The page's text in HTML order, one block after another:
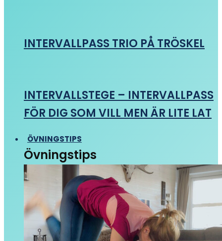
INTERVALLPASS TRIO PÅ TRÖSKEL
INTERVALLSTEGE – INTERVALLPASS
FÖR DIG SOM VILL MEN ÄR LITE LAT
ÖVNINGSTIPS
Övningstips